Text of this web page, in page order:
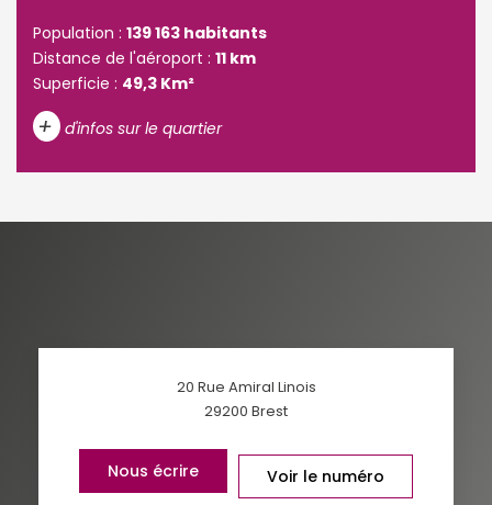
Population : 139 163 habitants
Distance de l'aéroport : 11 km
Superficie : 49,3 Km²
+ d'infos sur le quartier
VOITURE
RÉSULTATS DES LYCÉES ECOLES ET CRÈCHES
20 Rue Amiral Linois
29200 Brest
Nous écrire Voir le numéro